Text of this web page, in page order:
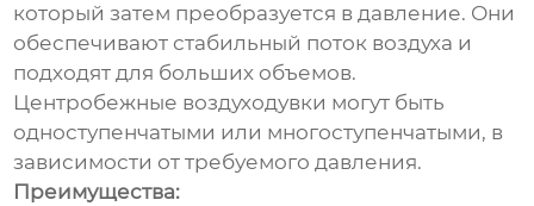
который затем преобразуется в давление. Они
обеспечивают стабильный поток воздуха и
подходят для больших объемов.
Центробежные воздуходувки могут быть
одноступенчатыми или многоступенчатыми, в
зависимости от требуемого давления.
Преимущества: